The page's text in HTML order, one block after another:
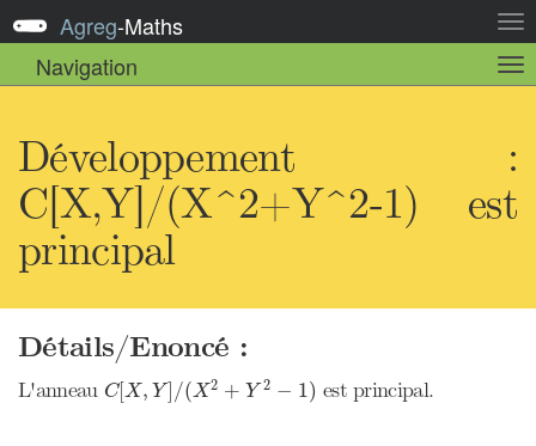
la
Agreg-Maths
Navigation
la
Développement :
C[X,Y]/(X^2+Y^2-1) est
principal
Détails/Enoncé :
L'anneau C[X, Y] /(X2 + Y 2 − 1)
C[X, Y]/ ( X2+ Y2− est principal.